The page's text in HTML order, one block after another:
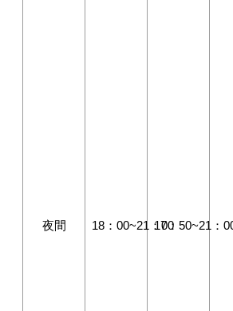
夜間 18：00~21：0017：50~21：